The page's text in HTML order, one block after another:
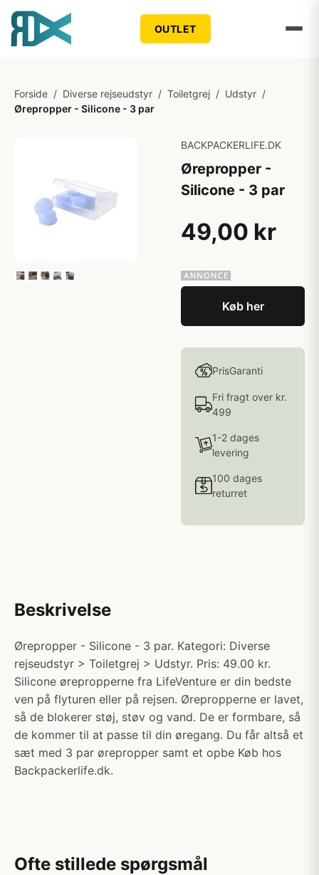
OUTLET
Forside / Diverse rejseudstyr / Toiletgrej / Udstyr /
Ørepropper - Silicone - 3 par
BACKPACKERLIFE.DK
Ørepropper -
Silicone - 3 par
49,00 kr
Køb her
PrisGaranti
Fri fragt over kr.
499
1-2 dages
levering
100 dages
returret
Beskrivelse
Ørepropper - Silicone - 3 par. Kategori: Diverse
rejseudstyr > Toiletgrej > Udstyr. Pris: 49.00 kr.
Silicone ørepropperne fra LifeVenture er din bedste
ven på flyturen eller på rejsen. Ørepropperne er lavet,
så de blokerer støj, støv og vand. De er formbare, så
de kommer til at passe til din øregang. Du får altså et
sæt med 3 par ørepropper samt et opbe Køb hos
Backpackerlife.dk.
Ofte stillede spørgsmål